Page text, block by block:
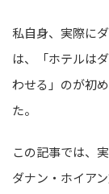
私自身、実際に
は、「ホテルは
わせる」のが初
た。
この記事では、
ダナン・ホイア